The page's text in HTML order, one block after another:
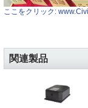
ここをクリック:
関連製品